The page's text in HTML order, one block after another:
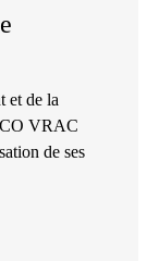
et de la
VRAC
de ses